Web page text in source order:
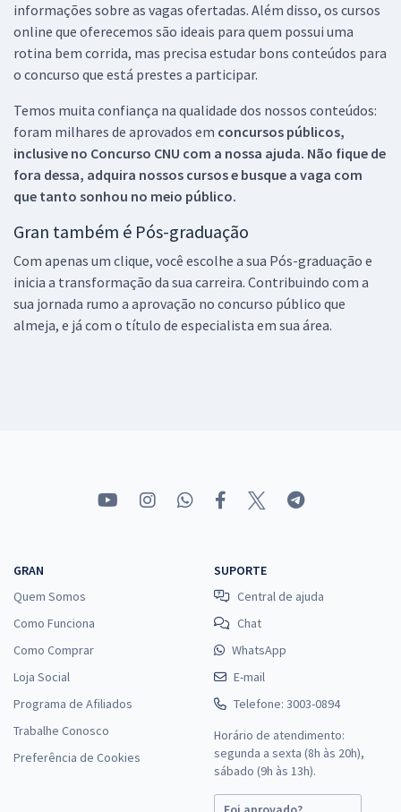
informações sobre as vagas ofertadas. Além disso, os cursos
online que oferecemos são ideais para quem possui uma
rotina bem corrida, mas precisa estudar bons conteúdos para
o concurso que está prestes a participar.
Temos muita confiança na qualidade dos nossos conteúdos:
foram milhares de aprovados em concursos públicos,
inclusive no Concurso CNU com a nossa ajuda. Não fique de
fora dessa, adquira nossos cursos e busque a vaga com
que tanto sonhou no meio público.
Gran também é Pós-graduação
Com apenas um clique, você escolhe a sua Pós-graduação e
inicia a transformação da sua carreira. Contribuindo com a
sua jornada rumo a aprovação no concurso público que
almeja, e já com o título de especialista em sua área.
GRAN
Quem Somos
Como Funciona
Como Comprar
Loja Social
Programa de Afiliados
Trabalhe Conosco
Preferência de Cookies
SUPORTE
Central de ajuda
Chat
WhatsApp
E-mail
Telefone: 3003-0894
Horário de atendimento:
segunda a sexta (8h às 20h),
sábado (9h às 13h).